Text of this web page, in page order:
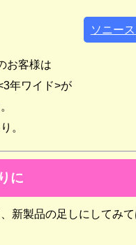
ソニー
お客様は
年ワイド>が
。
に
新製品の足しにしてみて